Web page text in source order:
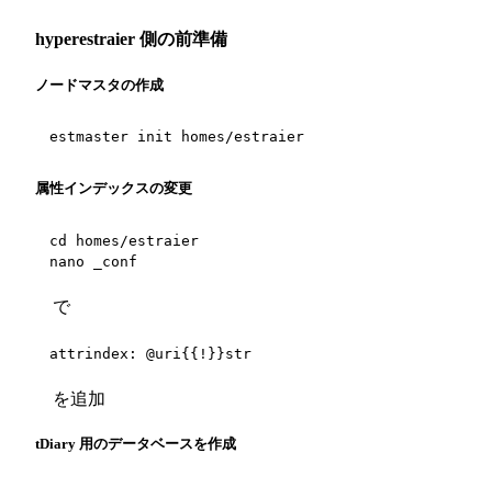
hyperestraier 側の前準備
ノードマスタの作成
estmaster init homes/estraier
属性インデックスの変更
cd homes/estraier
nano _conf
で
attrindex: @uri{{!}}str
を追加
tDiary 用のデータベースを作成